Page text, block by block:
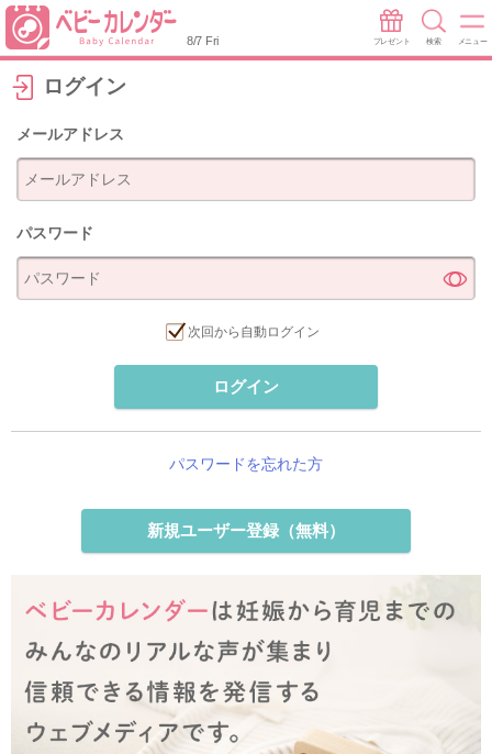
8/7 Fri プレゼント 検索 メニュー
ログイン
メールアドレス
パスワード
次回から自動ログイン
ログイン
パスワードを忘れた方
新規ユーザー登録（無料）